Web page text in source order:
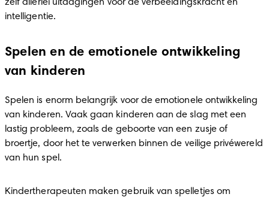
zelf allerlei uitdagingen voor de verbeeldingskracht en
intelligentie.
Spelen en de emotionele ontwikkeling
van kinderen
Spelen is enorm belangrijk voor de emotionele ontwikkeling
van kinderen. Vaak gaan kinderen aan de slag met een
lastig probleem, zoals de geboorte van een zusje of
broertje, door het te verwerken binnen de veilige privéwereld
van hun spel.
Kindertherapeuten maken gebruik van spelletjes om